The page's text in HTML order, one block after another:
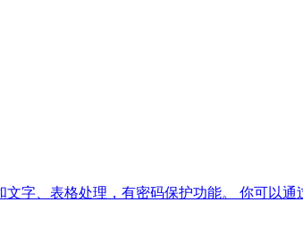
字、表格处理，有密码保护功能。 你可以